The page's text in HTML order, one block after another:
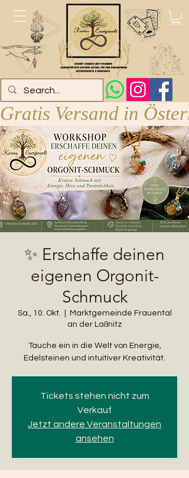
Gratis Versand in
✨ Erschaffe deinen
eigenen Orgonit-
Schmuck
Sa., 10. Okt.
Marktgemeinde Frauental
an der Laßnitz
Tauche ein in die Welt von Energie,
Edelsteinen und intuitiver Kreativität.
Tickets stehen nicht zum
Verkauf
Jetzt andere Veranstaltungen
ansehen